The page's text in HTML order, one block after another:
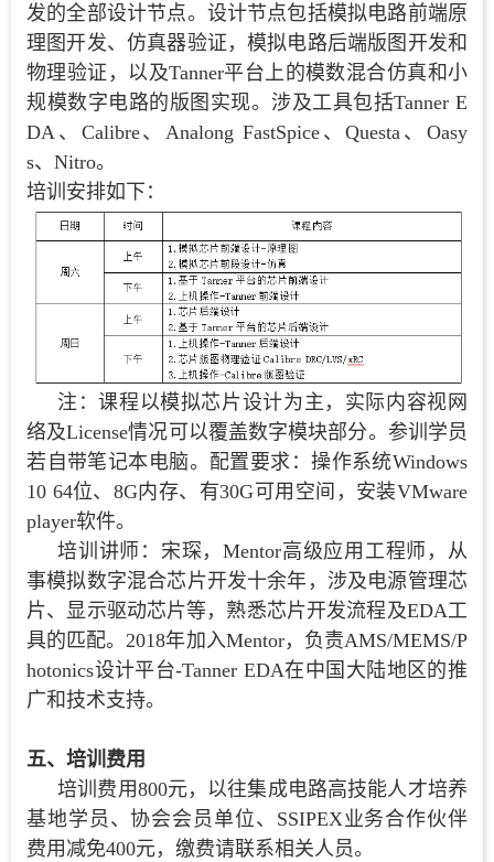
发的全部设计节点。设计节点包括模拟电路前端原
理图开发、仿真器验证，模拟电路后端版图开发和
物理验证，以及Tanner平台上的模数混合仿真和小
规模数字电路的版图实现。涉及工具包括Tanner E
DA、Calibre、Analong FastSpice、Questa、Oasy
s、Nitro。
培训安排如下：
注：课程以模拟芯片设计为主，实际内容视网
络及License情况可以覆盖数字模块部分。参训学员
若自带笔记本电脑。配置要求：操作系统Windows
10 64位、8G内存、有30G可用空间，安装VMware
player软件。
培训讲师：宋琛，Mentor高级应用工程师，从
事模拟数字混合芯片开发十余年，涉及电源管理芯
片、显示驱动芯片等，熟悉芯片开发流程及EDA工
具的匹配。2018年加入Mentor，负责AMS/MEMS/P
hotonics设计平台-Tanner EDA在中国大陆地区的推
广和技术支持。
五、培训费用
培训费用800元，以往集成电路高技能人才培养
基地学员、协会会员单位、SSIPEX业务合作伙伴
费用减免400元，缴费请联系相关人员。